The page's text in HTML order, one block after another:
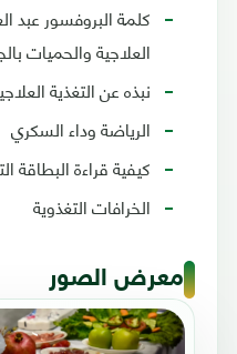
كلمة البروفسور عبد
العلاجية والحميات
نبذه عن التغذية
الرياضة وداء السكري
كيفية قراءة البطاقة
الخرافات التغذوية
معرض الصور